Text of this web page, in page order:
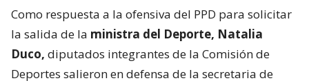
Como respuesta a la ofensiva del PPD para solicitar
la salida de la ministra del Deporte, Natalia
Duco, diputados integrantes de la Comisión de
Deportes salieron en defensa de la secretaria de